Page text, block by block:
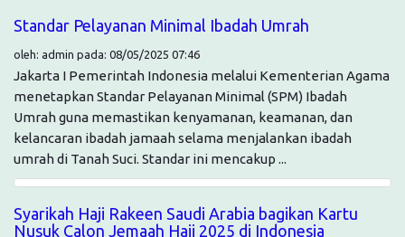
Standar Pelayanan Minimal Ibadah Umrah
oleh: admin pada: 08/05/2025 07:46
Jakarta I Pemerintah Indonesia melalui Kementerian Agama
menetapkan Standar Pelayanan Minimal (SPM) Ibadah
Umrah guna memastikan kenyamanan, keamanan, dan
kelancaran ibadah jamaah selama menjalankan ibadah
umrah di Tanah Suci. Standar ini mencakup ...
Syarikah Haji Rakeen Saudi Arabia bagikan Kartu
Nusuk Calon Jemaah Haji 2025 di Indonesia